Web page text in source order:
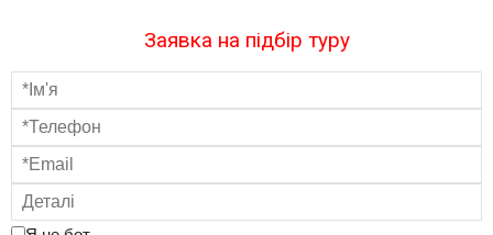
Заявка на підбір туру